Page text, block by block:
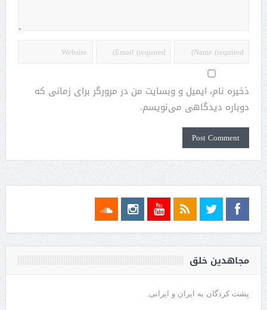
ذخیره نام، ایمیل و وبسایت من در مرورگر برای زمانی که
دوباره دیدگاهی می‌نویسم.
مجاهدین خلق
پشت کردگان به ایران و ایرانی.